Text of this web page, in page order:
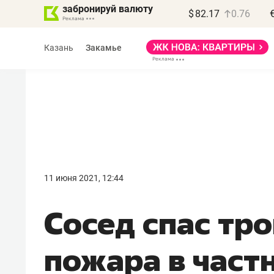
забронируй валюту $ 82.17 0.76
Казань Закамье
11 июня 2021, 12:44
Сосед спас
пожара в
правил, бизнес может
потерять минимум